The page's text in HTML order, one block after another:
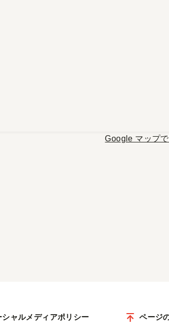
Google マップで
シャルメディアポリシー ページ